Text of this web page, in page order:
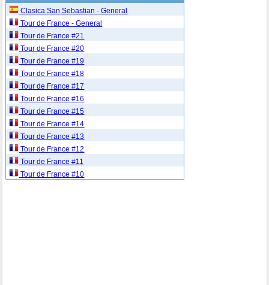
Clasica San Sebastian - General
Tour de France - General
Tour de France #21
Tour de France #20
Tour de France #19
Tour de France #18
Tour de France #17
Tour de France #16
Tour de France #15
Tour de France #14
Tour de France #13
Tour de France #12
Tour de France #11
Tour de France #10